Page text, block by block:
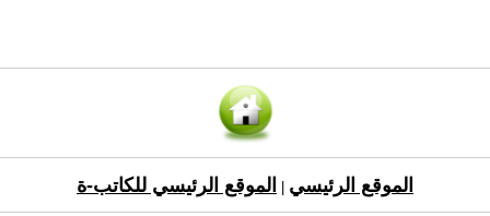
الموقع الرئيسي الموقع الرئيسي للكاتب-ة